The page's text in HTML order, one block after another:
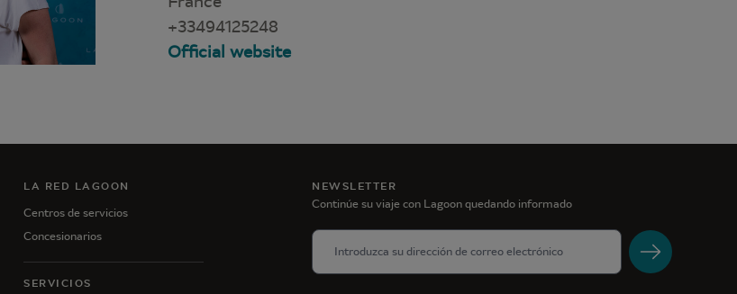
+33494125248
Official website
LA RED LAGOON
Centros de servicios
Concesionarios
SERVICIOS
NEWSLETTER
Continúe su viaje con Lagoon quedando informado